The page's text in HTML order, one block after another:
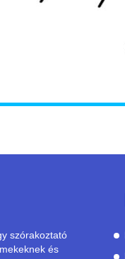
szórakoztató
és